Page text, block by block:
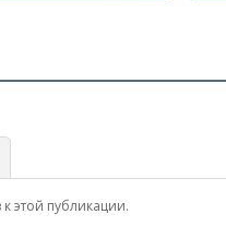
этой публикации.